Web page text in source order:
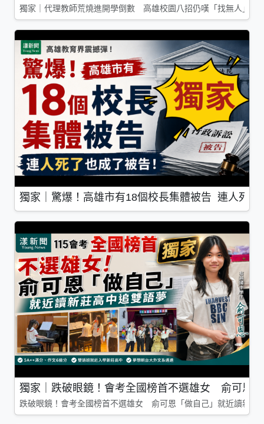
獨家｜代理教師荒燒進開學倒數 高雄校園八招仍嘆「找無人」
獨家｜驚爆！高雄市有18個校長集體被告 連人死了
獨家｜跌破眼鏡！會考全國榜首不選雄女 俞可恩
跌破眼鏡！會考全國榜首不選雄女 俞可恩「做自己」就近讀新莊